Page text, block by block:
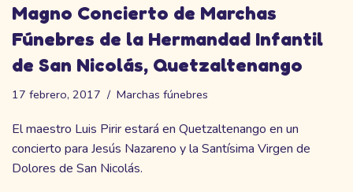
Magno Concierto de Marchas
Fúnebres de la Hermandad Infantil
de San Nicolás, Quetzaltenango
17 febrero, 2017 Marchas fúnebres
El maestro Luis Pirir estará en Quetzaltenango en un
concierto para Jesús Nazareno y la Santísima Virgen de
Dolores de San Nicolás.